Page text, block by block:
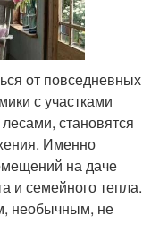
от повседневных
с участками
становятся
Именно
на даче
и семейного тепла.
необычным, не